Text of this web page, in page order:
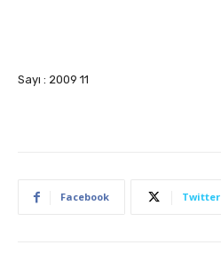
Sayı : 2009 11
Facebook Twitter